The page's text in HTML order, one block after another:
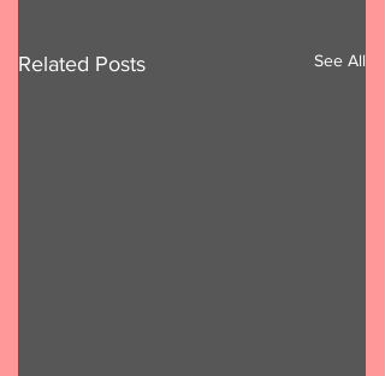
Related Posts See All